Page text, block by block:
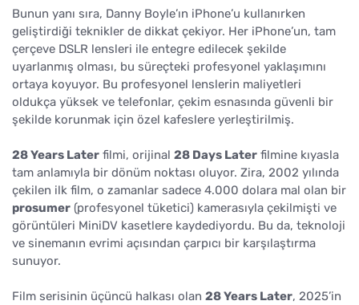
Bunun yanı sıra, Danny Boyle’ın iPhone’u kullanırken
geliştirdiği teknikler de dikkat çekiyor. Her iPhone’un, tam
çerçeve DSLR lensleri ile entegre edilecek şekilde
uyarlanmış olması, bu süreçteki profesyonel yaklaşımını
ortaya koyuyor. Bu profesyonel lenslerin maliyetleri
oldukça yüksek ve telefonlar, çekim esnasında güvenli bir
şekilde korunmak için özel kafeslere yerleştirilmiş.
28 Years Later filmi, orijinal 28 Days Later filmine kıyasla
tam anlamıyla bir dönüm noktası oluyor. Zira, 2002 yılında
çekilen ilk film, o zamanlar sadece 4.000 dolara mal olan bir
prosumer (profesyonel tüketici) kamerasıyla çekilmişti ve
görüntüleri MiniDV kasetlere kaydediyordu. Bu da, teknoloji
ve sinemanın evrimi açısından çarpıcı bir karşılaştırma
sunuyor.
Film serisinin üçüncü halkası olan 28 Years Later, 2025’in